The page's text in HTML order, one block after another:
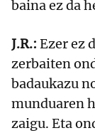
baina ez da
J.R.: Ezer ez
zerbaiten
badaukazu
munduaren
zaigu. Eta